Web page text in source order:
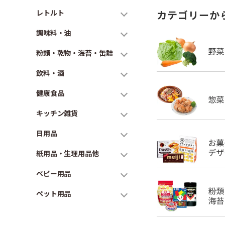
レトルト
調味料・油
粉類・乾物・海苔・缶詰
飲料・酒
健康食品
キッチン雑貨
日用品
紙用品・生理用品他
ベビー用品
ペット用品
カテゴリーか